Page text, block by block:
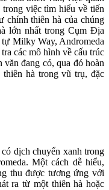
việc tìm hiểu về tiến
chính thiên hà của chúng
lớn nhất trong Cụm Địa
Milky Way, Andromeda
các mô hình về cấu trúc
văn đang có, qua đó hoàn
hà trong vũ trụ, đặc
dịch chuyển xanh trong
Một cách dễ hiểu,
thu được tương ứng với
ra từ một thiên hà hoặc